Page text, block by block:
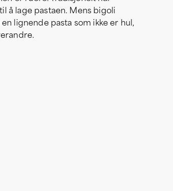
å lage pastaen. Mens bigoli
lignende pasta som ikke er hul,